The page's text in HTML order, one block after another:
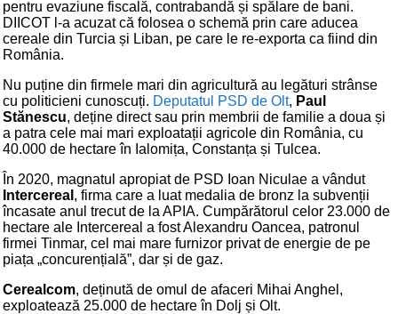
pentru evaziune fiscală, contrabandă și spălare de bani.
DIICOT l-a acuzat că folosea o schemă prin care aducea
cereale din Turcia și Liban, pe care le re-exporta ca fiind din
România.
Nu puține din firmele mari din agricultură au legături strânse
cu politicieni cunoscuți. Deputatul PSD de Olt, Paul
Stănescu, deține direct sau prin membrii de familie a doua și
a patra cele mai mari exploatații agricole din România, cu
40.000 de hectare în Ialomița, Constanța și Tulcea.
În 2020, magnatul apropiat de PSD Ioan Niculae a vândut
Intercereal , firma care a luat medalia de bronz la subvenții
încasate anul trecut de la APIA. Cumpărătorul celor 23.000 de
hectare ale Intercereal a fost Alexandru Oancea, patronul
firmei Tinmar, cel mai mare furnizor privat de energie de pe
piața „concurențială”, dar și de gaz.
Cerealcom, deținută de omul de afaceri Mihai Anghel,
exploatează 25.000 de hectare în Dolj și Olt.